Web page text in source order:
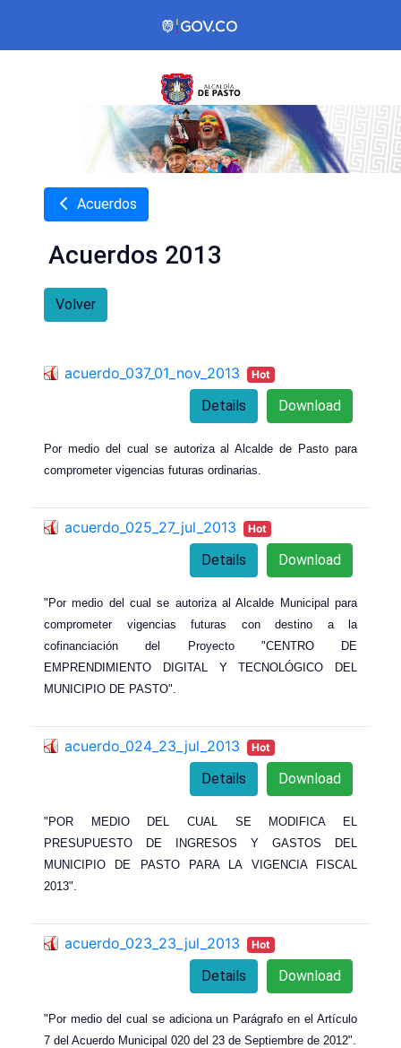
Acuerdos
Acuerdos 2013
Volver
acuerdo_037_01_nov_2013 Hot
Download
Details
Por medio del cual se autoriza al Alcalde de Pasto para
comprometer vigencias futuras ordinarias.
acuerdo_025_27_jul_2013 Hot
Download
Details
"Por medio del cual se autoriza al Alcalde Municipal para
comprometer vigencias futuras con destino a la
cofinanciación del Proyecto "CENTRO DE
EMPRENDIMIENTO DIGITAL Y TECNOLÓGICO DEL
MUNICIPIO DE PASTO".
acuerdo_024_23_jul_2013 Hot
Download
Details
"POR MEDIO DEL CUAL SE MODIFICA EL
PRESUPUESTO DE INGRESOS Y GASTOS DEL
MUNICIPIO DE PASTO PARA LA VIGENCIA FISCAL
2013".
acuerdo_023_23_jul_2013 Hot
Download
Details
"Por medio del cual se adiciona un Parágrafo en el Artículo
7 del Acuerdo Municipal 020 del 23 de Septiembre de 2012".